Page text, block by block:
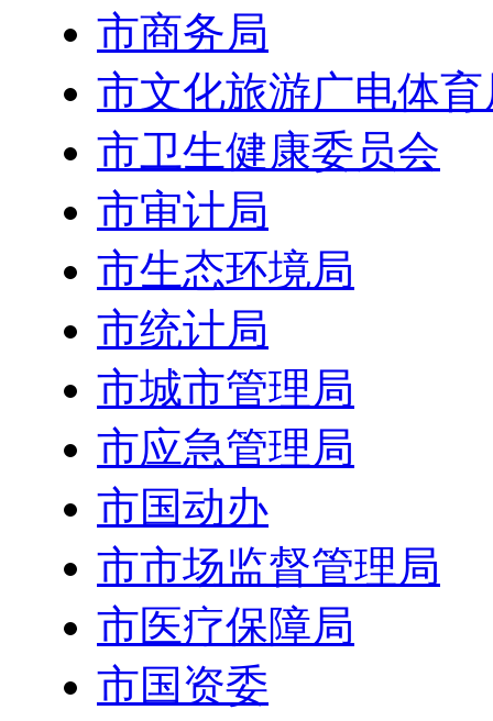
市商务局
市文化旅游广电体育
市卫生健康委员会
市审计局
市生态环境局
市统计局
市城市管理局
市应急管理局
市国动办
市市场监督管理局
市医疗保障局
市国资委